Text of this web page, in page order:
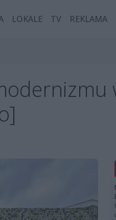
LOKALE TV REKLAMA